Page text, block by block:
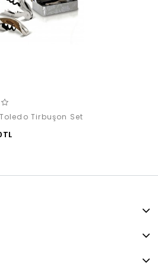
Toledo Tirbuşon Set